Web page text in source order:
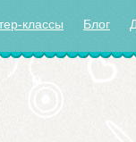
классы Блог